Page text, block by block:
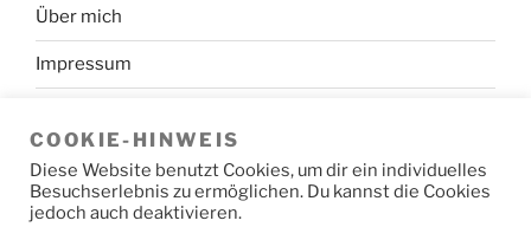
Über mich
Impressum
COOKIE-HINWEIS
Diese Website benutzt Cookies, um dir ein individuelles
Besuchserlebnis zu ermöglichen. Du kannst die Cookies
jedoch auch deaktivieren.